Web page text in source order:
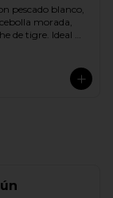
pescado blanco,
morada,
de tigre. Ideal